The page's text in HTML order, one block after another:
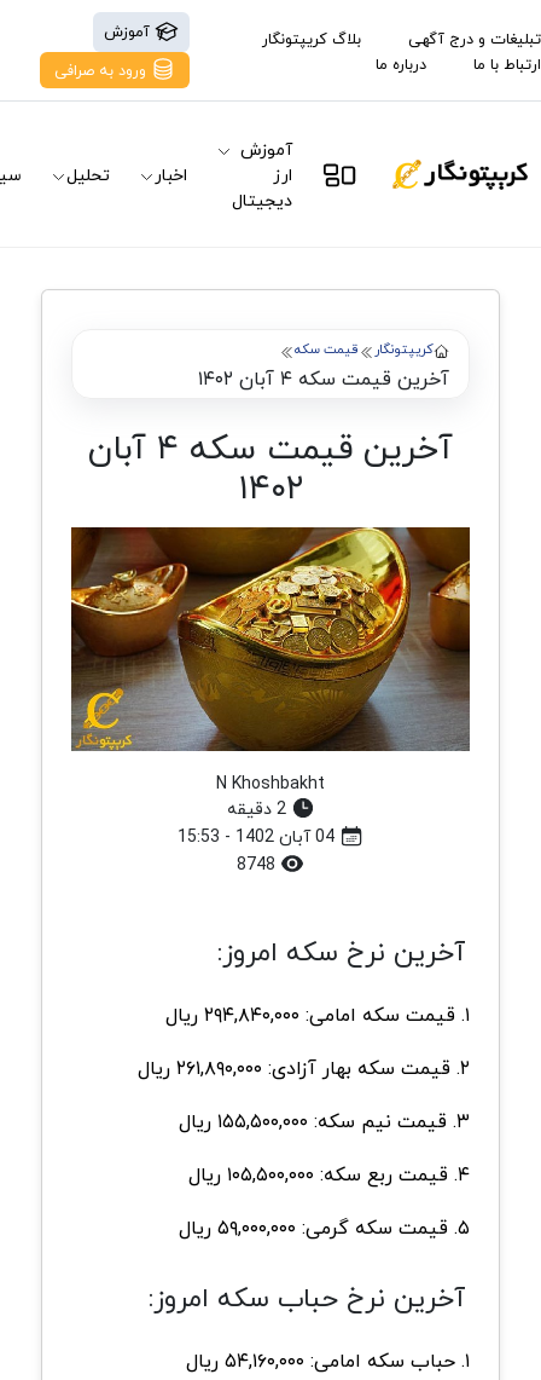
تبلیغات و درج آگهی
بلاگ کریپتونگار
ارتباط با ما
درباره ما
آموزش
ورود به صرافی
آموزش
ارز
دیجیتال
اخبار تحلیل
کریپتونگار قیمت سکه
آخرین قیمت سکه ۴ آبان ۱۴۰۲
آخرین قیمت سکه ۴ آبان
۱۴۰۲
N Khoshbakht
2 دقیقه
آخرین نرخ سکه امروز:
۱. قیمت سکه امامی: ۲۹۴,۸۴۰,۰۰۰ ریال
۲. قیمت سکه بهار آزادی: ۲۶۱,۸۹۰,۰۰۰ ریال
۳. قیمت نیم سکه: ۱۵۵,۵۰۰,۰۰۰ ریال
۴. قیمت ربع سکه: ۱۰۵,۵۰۰,۰۰۰ ریال
۵. قیمت سکه گرمی: ۵۹,۰۰۰,۰۰۰ ریال
آخرین نرخ حباب سکه امروز:
۱. حباب سکه امامی: ۵۴,۱۶۰,۰۰۰ ریال